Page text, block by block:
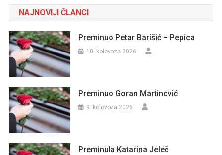
NAJNOVIJI ČLANCI
Preminuo Petar Barišić – Pepica
10. kolovoza 2026.
Preminuo Goran Martinović
9. kolovoza 2026.
Preminula Katarina Jeleč